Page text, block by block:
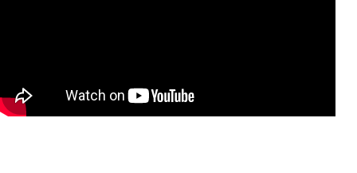
llegóa ser un miembro de la
"Liga de la Justicia" en los